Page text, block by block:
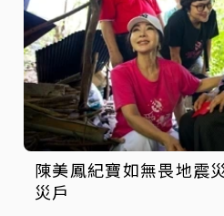
陳美鳳紀寶如無畏地震
災戶